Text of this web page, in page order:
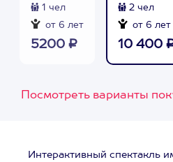
1 чел
от 6 лет
5200 ₽
2 чел
от 6 лет
10 400
Посмотреть варианты
Интерактивный спектакль